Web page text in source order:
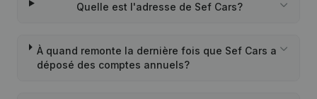
Quelle est l'adresse de Sef Cars?
À quand remonte la dernière fois que Sef Cars a
déposé des comptes annuels?